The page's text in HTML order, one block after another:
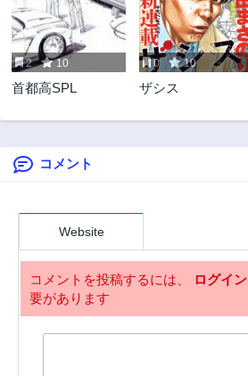
2 10
首都高SPL
0 10
ザシス
コメント
Website
コメントを投稿するには、 ログイン
要があります